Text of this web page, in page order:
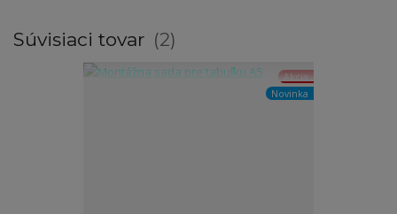
Súvisiaci tovar 2
Akcia
Novinka